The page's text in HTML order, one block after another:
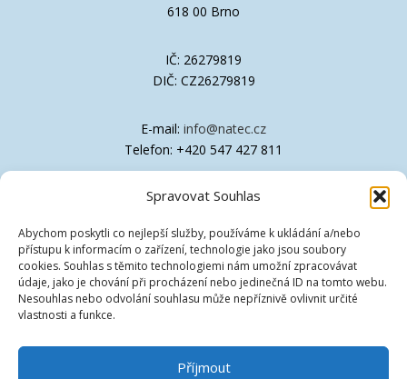
Spravovat Souhlas
Abychom poskytli co nejlepší služby, používáme k ukládání a/nebo
přístupu k informacím o zařízení, technologie jako jsou soubory
cookies. Souhlas s těmito technologiemi nám umožní zpracovávat
údaje, jako je chování při procházení nebo jedinečná ID na tomto webu.
Nesouhlas nebo odvolání souhlasu může nepříznivě ovlivnit určité
vlastnosti a funkce.
Příjmout
618 00 Brno
IČ: 26279819
DIČ: CZ26279819
E-mail: info@natec.cz
Telefon: +420 547 427 811
Společnost je zapsána v OR Krajského soudu
Technická podpora
Ovladače